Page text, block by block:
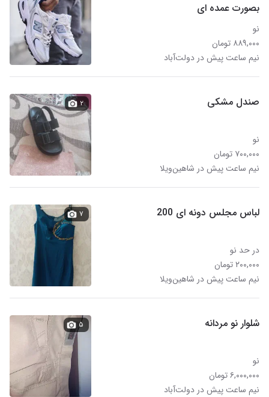
بصورت عمده ای
نو
۸۸۹,۰۰۰ تومان
نیم ساعت پیش در دولت‌آباد
صندل مشکی
نو
۷۰۰,۰۰۰ تومان
نیم ساعت پیش در شاهین‌ویلا
۲
لباس مجلس دونه ای 200
در حد نو
۲۰۰,۰۰۰ تومان
نیم ساعت پیش در شاهین‌ویلا
۷
شلوار نو مردانه
نو
۶,۰۰۰,۰۰۰ تومان
نیم ساعت پیش در دولت‌آباد
۵